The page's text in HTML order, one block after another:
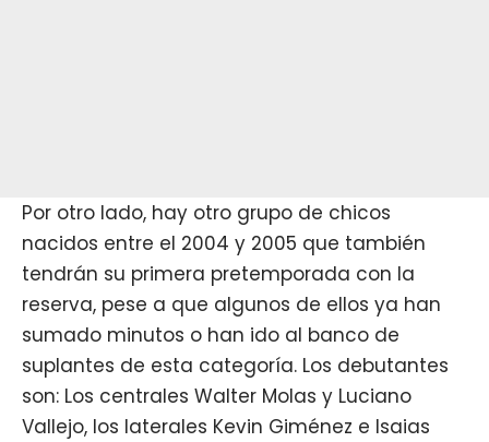
Por otro lado, hay otro grupo de chicos
nacidos entre el 2004 y 2005 que también
tendrán su primera pretemporada con la
reserva, pese a que algunos de ellos ya han
sumado minutos o han ido al banco de
suplantes de esta categoría. Los debutantes
son: Los centrales Walter Molas y Luciano
Vallejo, los laterales Kevin Giménez e Isaias